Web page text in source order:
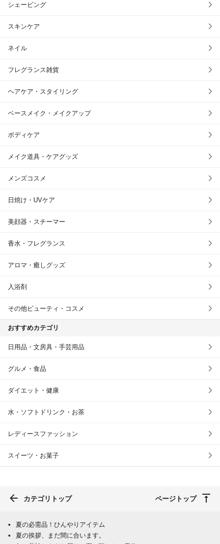
シェービング
スキンケア
ネイル
フレグランス雑貨
ヘアケア・スタイリング
ベースメイク・メイクアップ
ボディケア
メイク道具・ケアグッズ
メンズコスメ
日焼け・UVケア
美顔器・スチーマー
香水・フレグランス
アロマ・癒しグッズ
入浴剤
その他ビューティ・コスメ
おすすめカテゴリ
日用品・文房具・手芸用品
グルメ・食品
ダイエット・健康
水・ソフトドリンク・お茶
レディースファッション
スイーツ・お菓子
カテゴリトップ ページトップ
夏の必需品！ひんやりアイテム
夏の挨拶、まだ間に合います。